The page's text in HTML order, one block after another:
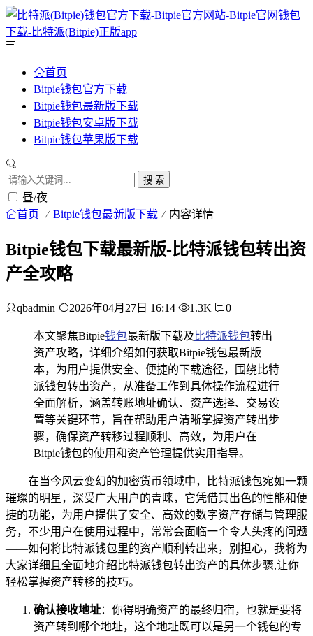
首页
Bitpie钱包官方下载
Bitpie钱包最新版下载
Bitpie钱包安卓版下载
Bitpie钱包苹果版下载
搜 索
昼/夜
首页 Bitpie钱包最新版下载 内容详情
Bitpie钱包下载最新版-比特派钱包转出资
产全攻略
qbadmin 2026年04月27日 16:14 1.3K 0
本文聚焦Bitpie钱包最新版下载及 比特派钱包转出
资产攻略，详细介绍如何获取Bitpie钱包最新版
本，为用户提供安全、便捷的下载途径，围绕比特
派钱包转出资产，从准备工作到具体操作流程进行
全面解析，涵盖转账地址确认、资产选择、交易设
置等关键环节，旨在帮助用户清晰掌握资产转出步
骤，确保资产转移过程顺利、高效，为用户在
Bitpie钱包的使用和资产管理提供实用指导。
在当今风云变幻的加密货币领域中，比特派钱包宛如一颗
璀璨的明星，深受广大用户的青睐，它凭借其出色的性能和便
捷的功能，为用户提供了安全、高效的数字资产存储与管理服
务，不少用户在使用过程中，常常会面临一个令人头疼的问题
——如何将比特派钱包里的资产顺利转出来，别担心，我将为
大家详细且全面地介绍比特派钱包转出资产的具体步骤,让你
轻松掌握资产转移的技巧。
确认接收地址：你得明确资产的最终归宿，也就是要将
资产转到哪个地址，这个地址既可以是另一个钱包的专